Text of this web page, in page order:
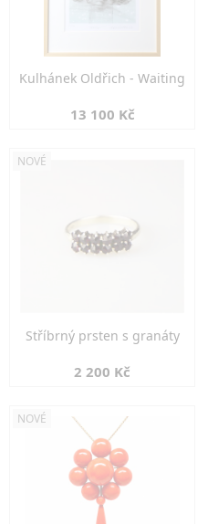
Kulhánek Oldřich - Waiting
13 100 Kč
NOVÉ
Stříbrný prsten s granáty
2 200 Kč
NOVÉ